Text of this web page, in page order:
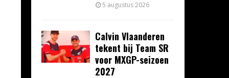
5 augustus 2026
Calvin Vlaanderen
tekent bij Team SR
voor MXGP-seizoen
2027